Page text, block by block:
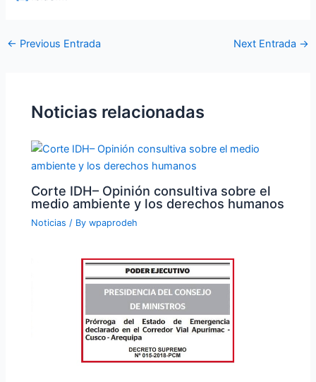
← Previous Entrada Next Entrada →
Noticias relacionadas
Corte IDH– Opinión consultiva sobre el
medio ambiente y los derechos humanos
Noticias / Bywpaprodeh